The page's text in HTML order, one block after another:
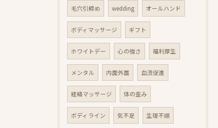
毛穴引締め wedding オールハンド
ボディマッサージ ギフト
ホワイトデー 心の強さ 福利厚生
メンタル 内面外面 血流促進
経絡マッサージ 体の歪み
ボディライン 気不足 生理不順